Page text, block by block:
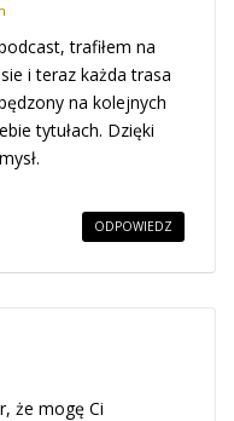
trafiłem na
i teraz każda trasa
na kolejnych
tytułach. Dzięki
ODPOWIEDZ
że mogę Ci